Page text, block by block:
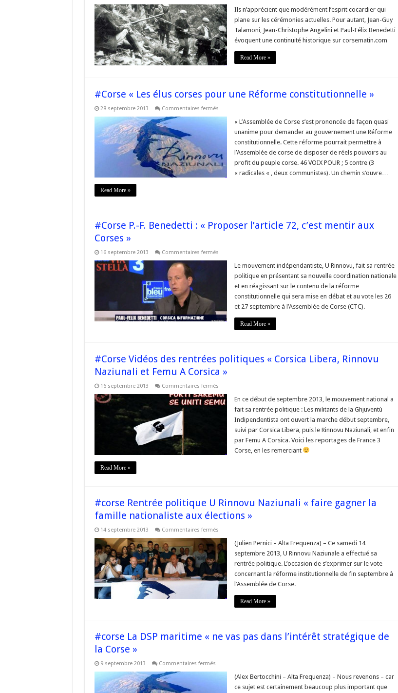
Libération
43
–
l’avis
du
mouvement
national
#Corse
Ils n’apprécient que modérément l’esprit cocardier qui
plane sur les cérémonies actuelles. Pour autant, Jean-Guy
Talamoni, Jean-Christophe Angelini et Paul-Félix Benedetti
évoquent une continuité historique sur corsematin.com
Read More »
#Corse « Les élus corses pour une Réforme constitutionnelle »
28 septembre 2013 Commentaires ferméssur
corses
Réforme
constitutionnelle »
« L’Assemblée de Corse s’est prononcée de façon quasi
unanime pour demander au gouvernement une Réforme
constitutionnelle. Cette réforme pourrait permettre à
l’Assemblée de corse de disposer de réels pouvoirs au
profit du peuple corse. 46 VOIX POUR ; 5 contre (3
« radicales « , deux communistes). Un chemin s’ouvre…
Read More »
#Corse P.-F. Benedetti : « Proposer l’article 72, c’est mentir aux
Corses »
16 septembre 2013 Commentaires ferméssur
Benedetti
« Proposer
l’article
c’est
mentir
aux
Corses »
Le mouvement indépendantiste, U Rinnovu, fait sa rentrée
politique en présentant sa nouvelle coordination nationale
et en réagissant sur le contenu de la réforme
constitutionnelle qui sera mise en débat et au vote les 26
et 27 septembre à l’Assemblée de Corse (CTC).
Read More »
#Corse Vidéos des rentrées politiques « Corsica Libera, Rinnovu
Naziunali et Femu A Corsica »
16 septembre 2013 Commentaires ferméssur
Vidéos
des
rentrées
politiques
« Corsica
Naziunali
Femu
En ce début de septembre 2013, le mouvement national a
fait sa rentrée politique : Les militants de la Ghjuventù
Indipendentista ont ouvert la marche début septembre,
suivi par Corsica Libera, puis le Rinnovu Naziunali, et enfin
par Femu A Corsica. Voici les reportages de France 3
Corse, en les remerciant
Read More »
#corse Rentrée politique U Rinnovu Naziunali « faire gagner la
famille nationaliste aux élections »
14 septembre 2013 Commentaires ferméssur
Rentrée
politique
U
Rinnovu
Naziunali
« faire
gagner
la
famille
nationaliste
(Julien Pernici – Alta Frequenza) – Ce samedi 14
septembre 2013, U Rinnovu Naziunale a effectué sa
rentrée politique. L’occasion de s’exprimer sur le vote
concernant la réforme institutionnelle de fin septembre à
l’Assemblée de Corse.
Read More »
#corse La DSP maritime « ne vas pas dans l’intérêt stratégique de
la Corse »
9 septembre 2013 Commentaires ferméssur
maritime
(Alex Bertocchini – Alta Frequenza) – Nous revenons – car
ce sujet est certainement beaucoup plus important que